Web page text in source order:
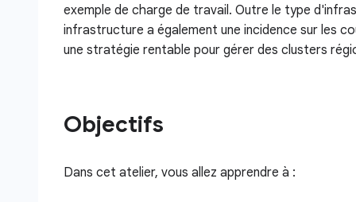
exemple de charge de travail. Outre le type
infrastructure a également une incidence sur les
une stratégie rentable pour gérer des clusters
Objectifs
Dans cet atelier, vous allez apprendre à :